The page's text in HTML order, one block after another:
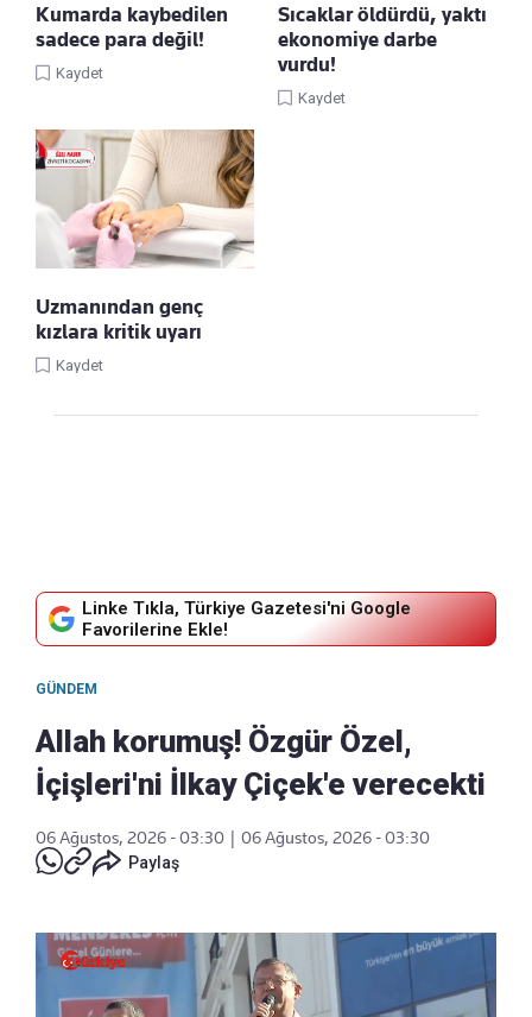
Kumarda kaybedilen
sadece para değil!
Kaydet
Sıcaklar öldürdü, yaktı
ekonomiye darbe
vurdu!
Kaydet
Uzmanından genç
kızlara kritik uyarı
Kaydet
Linke Tıkla, Türkiye Gazetesi'ni Google
Favorilerine Ekle!
GÜNDEM
Allah korumuş! Özgür Özel,
İçişleri'ni İlkay Çiçek'e verecekti
06 Ağustos, 2026 - 03:30
06 Ağustos, 2026 - 03:30
Paylaş